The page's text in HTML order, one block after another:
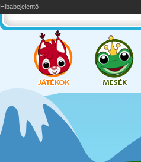
Hibabejelentő